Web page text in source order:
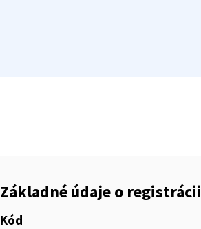
Základné údaje o registrácii
Kód